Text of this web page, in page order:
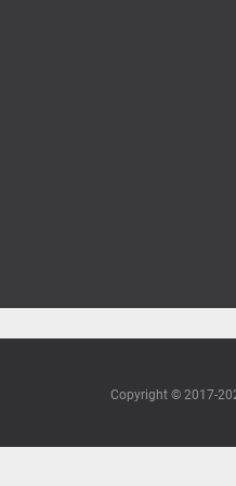
Copyright © 2017-